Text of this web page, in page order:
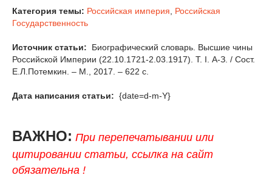
Категория темы: Российская империя
Российская
Государственность
Источник статьи:
Биографический словарь. Высшие чины
Российской Империи (22.10.1721-2.03.1917). Т. I. А-З. / Сост.
Е.Л.Потемкин. – М., 2017. – 622 с.
Дата написания статьи: {date=d-m-Y}
ВАЖНО: При перепечатывании или
цитировании статьи, ссылка на сайт
обязательна !